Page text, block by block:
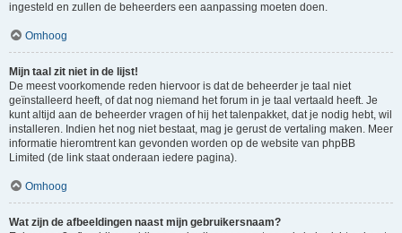
ingesteld en zullen de beheerders een aanpassing moeten doen.
Omhoog
Mijn taal zit niet in de lijst!
De meest voorkomende reden hiervoor is dat de beheerder je taal niet
geïnstalleerd heeft, of dat nog niemand het forum in je taal vertaald heeft. Je
kunt altijd aan de beheerder vragen of hij het talenpakket, dat je nodig hebt, wil
installeren. Indien het nog niet bestaat, mag je gerust de vertaling maken. Meer
informatie hieromtrent kan gevonden worden op de website van phpBB
Limited (de link staat onderaan iedere pagina).
Omhoog
Wat zijn de afbeeldingen naast mijn gebruikersnaam?